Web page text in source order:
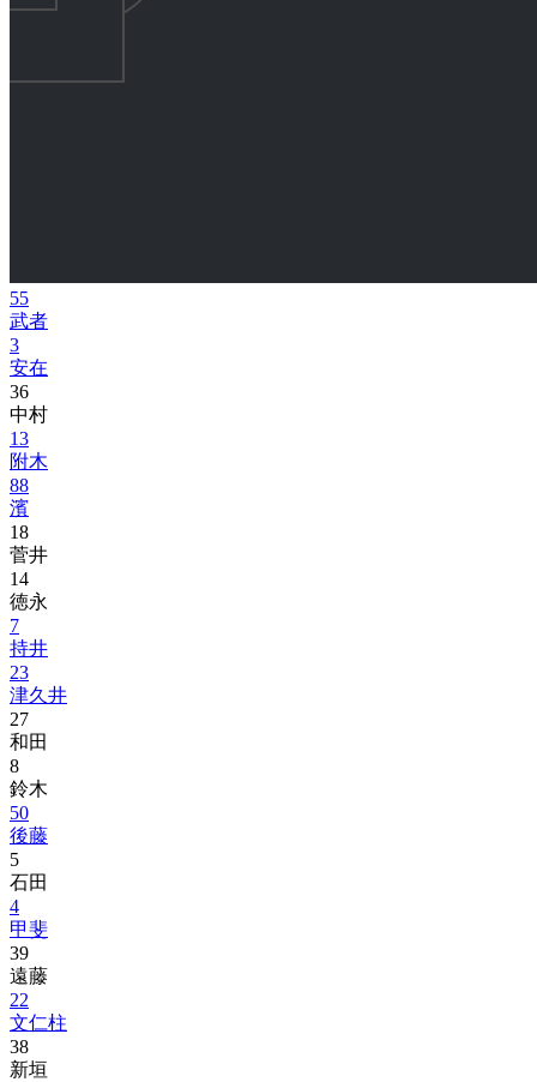
55
武者
3
安在
36
中村
13
附木
88
濱
18
菅井
14
徳永
7
持井
23
津久井
27
和田
8
鈴木
50
後藤
5
石田
4
甲斐
39
遠藤
22
文仁柱
38
新垣